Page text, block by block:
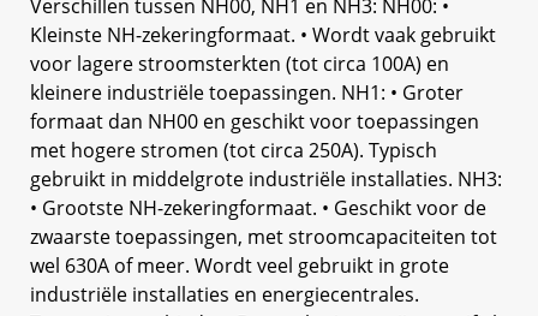
Verschillen tussen NH00, NH1 en NH3: NH00: •
Kleinste NH-zekeringformaat. • Wordt vaak gebruikt
voor lagere stroomsterkten (tot circa 100A) en
kleinere industriële toepassingen. NH1: • Groter
formaat dan NH00 en geschikt voor toepassingen
met hogere stromen (tot circa 250A). Typisch
gebruikt in middelgrote industriële installaties. NH3:
• Grootste NH-zekeringformaat. • Geschikt voor de
zwaarste toepassingen, met stroomcapaciteiten tot
wel 630A of meer. Wordt veel gebruikt in grote
industriële installaties en energiecentrales.